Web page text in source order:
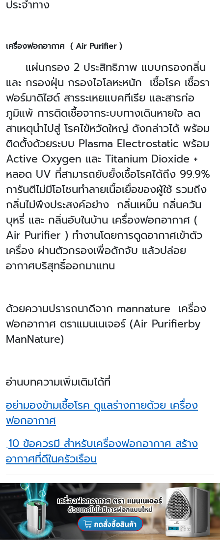
ประจำทาง
เครื่องฟอกอากาศ ( Air Purifier )
แผ่นกรอง 2 ประสิทธิภาพ แบบกรองกลิ่น
และ กรองฝุ่น กรองไอโลหะหนัก เชื้อโรค เชื้อรา
ฟอร์มาดิไฮด์ สารระเหยแบคทีเรีย และสารก่อ
ภูมิแพ้ การติดเชื้อจากระบบทางเดินหายใจ ลด
สาเหตุนำไปสู่ โรคไข้หวัดใหญ่ ดังกล่าวได้ พร้อม
ติดตั้งด้วยระบบ Plasma Electrostatic พร้อม
Active Oxygen และ Titanium Dioxide +
หลอด UV ที่สามารถยับยั้งเชื้อโรคได้ถึง 99.9%
การันตีไม่มีโอโซนทำลายเนื้อเยื่อของผู้ใช้ รวมถึง
กลิ่นไม่พึงประสงค์อย่าง กลิ่นเหม็น กลิ่นควัน
บุหรี่ และ กลิ่นอับในบ้าน เครื่องฟอกอากาศ (
Air Purifier ) ทำงานโดยการดูดอากาศเข้าตัว
เครื่อง ผ่านตัวกรองเพื่อดักจับ แล้วปล่อย
อากาศบริสุทธิ์ออกมาแทน
ด้วยความปรารถนาดีจาก mannature เครื่อง
ฟอกอากาศ ตราแมนเนเจอร์ (Air Purifierby
ManNature)
อ่านบทความเพิ่มเติมได้ที่
อย่ามองข้ามเชื้อโรค ดูแลร่างกายด้วย เครื่อง
ฟอกอากาศ
10 ข้อควรมี สำหรับเครื่องฟอกอากาศ สร้าง
อากาศที่ดีในครัวเรือน